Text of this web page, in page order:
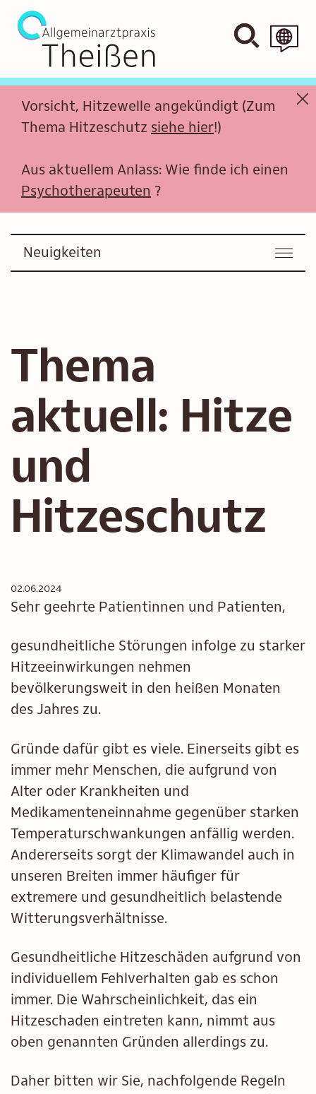
Vorsicht, Hitzewelle angekündigt (Zum
Thema Hitzeschutz siehe hier!)
Aus aktuellem Anlass: Wie finde ich einen
Psychotherapeuten ?
Neuigkeiten
Thema
aktuell: Hitze
und
Hitzeschutz
02.06.2024
Sehr geehrte Patientinnen und Patienten,
gesundheitliche Störungen infolge zu starker
Hitzeeinwirkungen nehmen
bevölkerungsweit in den heißen Monaten
des Jahres zu.
Gründe dafür gibt es viele. Einerseits gibt es
immer mehr Menschen, die aufgrund von
Alter oder Krankheiten und
Medikamenteneinnahme gegenüber starken
Temperaturschwankungen anfällig werden.
Andererseits sorgt der Klimawandel auch in
unseren Breiten immer häufiger für
extremere und gesundheitlich belastende
Witterungsverhältnisse.
Gesundheitliche Hitzeschäden aufgrund von
individuellem Fehlverhalten gab es schon
immer. Die Wahrscheinlichkeit, das ein
Hitzeschaden eintreten kann, nimmt aus
oben genannten Gründen allerdings zu.
Daher bitten wir Sie, nachfolgende Regeln